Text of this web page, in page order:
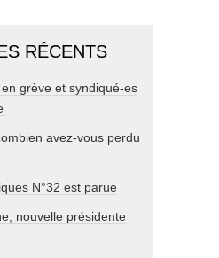
RÉCENTS
grève et syndiqué-es
avez-vous perdu
N°32 est parue
nouvelle présidente